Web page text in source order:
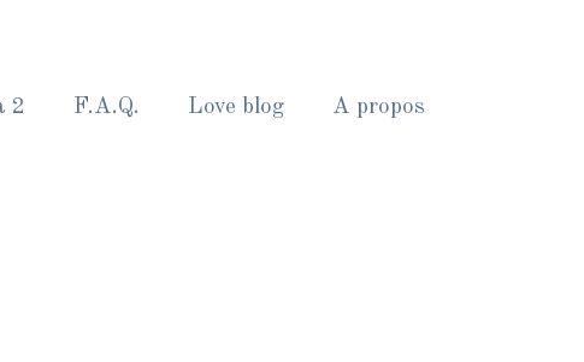
2 F.A.Q. Love blog A propos